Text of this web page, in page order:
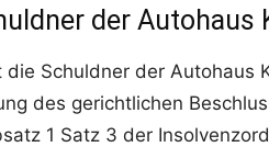
der Autohaus
Schuldner der Autohaus
des gerichtlichen
1 Satz 3 der